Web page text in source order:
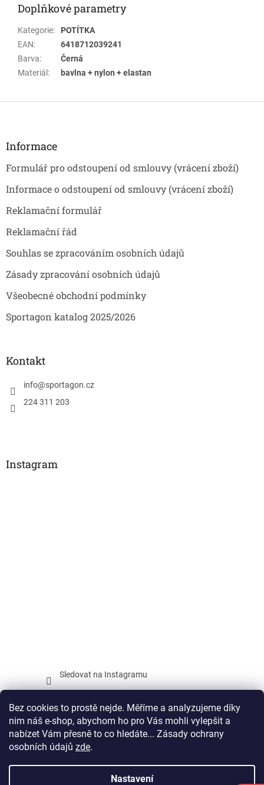
Bez cookies to prostě nejde. Měříme a analyzujeme díky
nim náš e-shop, abychom ho pro Vás mohli vylepšit a
nabízet Vám přesně to co hledáte... Zásady ochrany
osobních údajů zde.
Nastavení
Doplňkové parametry
Kategorie:
POTÍTKA
EAN:
6418712039241
Barva:
Černá
Materiál : bavlna + nylon + elastan
Z
Informace
Formulář pro odstoupení od smlouvy (vrácení zboží)
Informace o odstoupení od smlouvy (vrácení zboží)
Reklamační formulář
Reklamační řád
Souhlas se zpracováním osobních údajů
Zásady zpracování osobních údajů
Všeobecné obchodní podmínky
Sportagon katalog 2025/2026
Kontakt
info@sportagon.cz
224 311 203
Instagram
Sledovat na Instagramu
Facebook